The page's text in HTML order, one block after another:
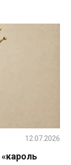
12.07.2026